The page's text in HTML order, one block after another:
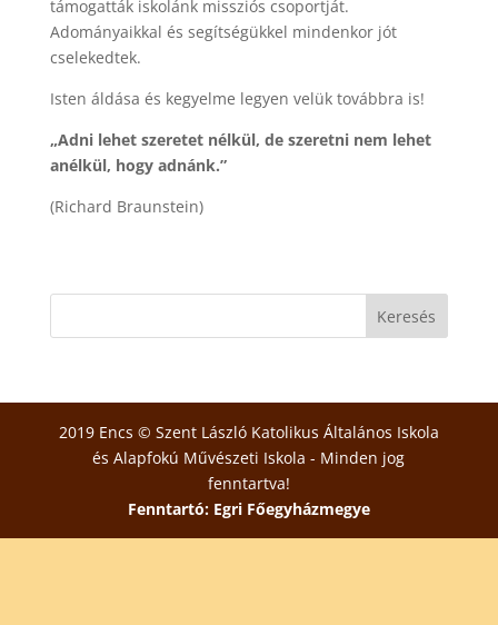
támogatták iskolánk missziós csoportját.
Adományaikkal és segítségükkel mindenkor jót
cselekedtek.
Isten áldása és kegyelme legyen velük továbbra is!
„Adni lehet szeretet nélkül, de szeretni nem lehet
anélkül, hogy adnánk.”
(Richard Braunstein)
2019 Encs © Szent László Katolikus Általános Iskola
és Alapfokú Művészeti Iskola - Minden jog
fenntartva!
Fenntartó: Egri Főegyházmegye